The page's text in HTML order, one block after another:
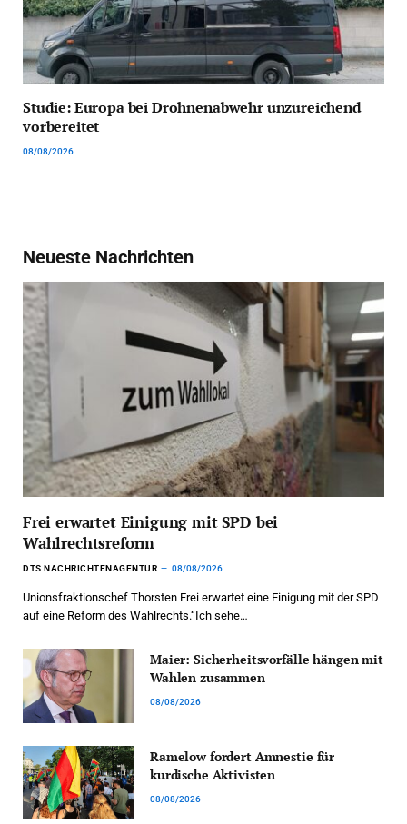
Studie: Europa bei Drohnenabwehr unzureichend
vorbereitet
08/08/2026
Neueste Nachrichten
Frei erwartet Einigung mit SPD bei
Wahlrechtsreform
DTS NACHRICHTENAGENTUR 08/08/2026
Unionsfraktionschef Thorsten Frei erwartet eine Einigung mit der SPD
auf eine Reform des Wahlrechts.“Ich sehe…
Maier: Sicherheitsvorfälle hängen mit
Wahlen zusammen
08/08/2026
Ramelow fordert Amnestie für
kurdische Aktivisten
08/08/2026